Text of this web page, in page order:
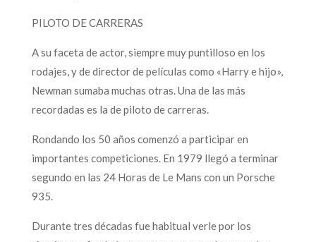
PILOTO DE CARRERAS
A su faceta de actor, siempre muy puntilloso en los
rodajes, y de director de películas como «Harry e hijo»,
Newman sumaba muchas otras. Una de las más
recordadas es la de piloto de carreras.
Rondando los 50 años comenzó a participar en
importantes competiciones. En 1979 llegó a terminar
segundo en las 24 Horas de Le Mans con un Porsche
935.
Durante tres décadas fue habitual verle por los